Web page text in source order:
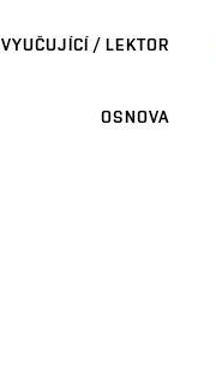
VYUČUJÍCÍ / LEKTOR
OSNOVA